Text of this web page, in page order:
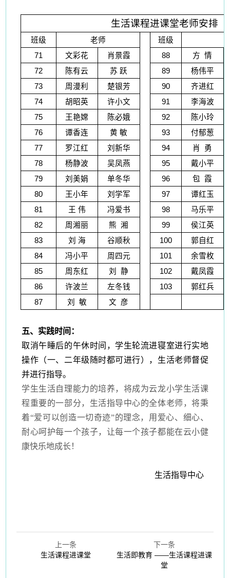
生活课程进课堂老师安排
班级 老师
班级
71
文彩花 肖景霞 88
方 情
72
陈有云 苏 跃 89
杨伟平
73
周漫利 楚银芳 90
齐进红
74
胡昭英 许小文 91
李海波
75
王艳嫦 陈必娥 92
陈小玲
76
谭香连 黄 敏 93
付郁葱
77
罗江红 刘新华 94
肖 勇
78
杨静波 吴凤燕 95
戴小平
79
刘美娟 单冬华 96
包 霞
80
王小年 刘学军 97
谭红玉
81
王 伟 冯爱书 98
马乐平
82
周湘丽 熊 湘 99
侯江英
83
刘 海 谷顺秋 100
郭自红
84
冯小平 周四元 101
余雪枚
85
周东红 刘 静 102
戴凤霞
86
许波兰 左冬钱 103
郭红兵
87
刘 敏 文 彦
五、实践时间：
取消午睡后的午休时间，学生轮流进寝室进行实地
操作（一、二年级随时都可进行），生活老师督促
并进行指导。
学生生活自理能力的培养，将成为云龙小学生活课
程重要的一部分，生活指导中心的全体老师，将秉
着“爱可以创造一切奇迹”的理念，用爱心、细心、
耐心呵护每一个孩子，让每一个孩子都能在云小健
康快乐地成长！
生活指导中心
上一条
生活课程进课堂
下一条
生活即教育 ——生活课程进课
堂